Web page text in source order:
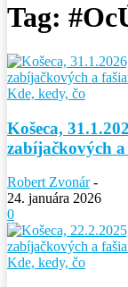
Tag:
Kde, kedy, čo
Košeca,
zabíjačkových
Robert Zvonár -
24. januára 2026
0
Kde, kedy, čo